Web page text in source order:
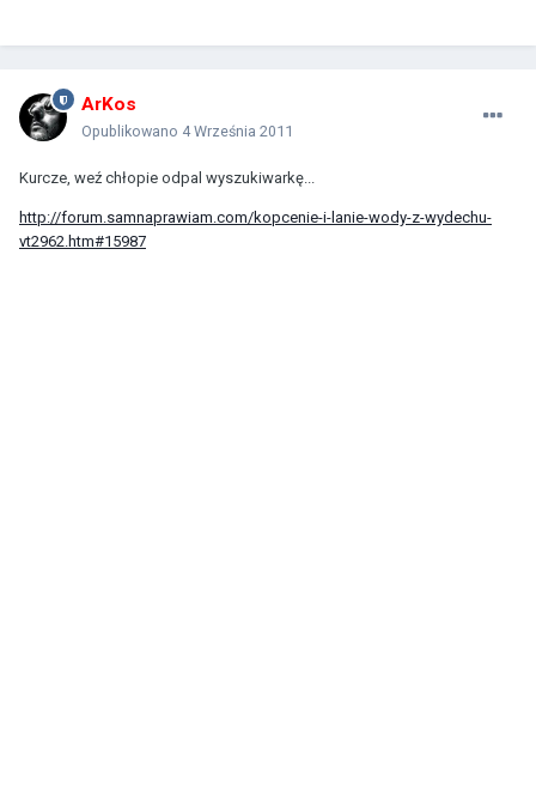
ArKos
Opublikowano 4 Września 2011
Kurcze, weź chłopie odpal wyszukiwarkę...
http://forum.samnaprawiam.com/kopcenie-i-lanie-wody-z-wydechu-
vt2962.htm#15987